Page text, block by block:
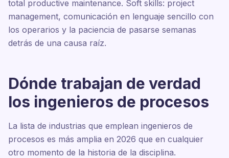
total productive maintenance. Soft skills: project
management, comunicación en lenguaje sencillo con
los operarios y la paciencia de pasarse semanas
detrás de una causa raíz.
Dónde trabajan de verdad
los ingenieros de procesos
La lista de industrias que emplean ingenieros de
procesos es más amplia en 2026 que en cualquier
otro momento de la historia de la disciplina.